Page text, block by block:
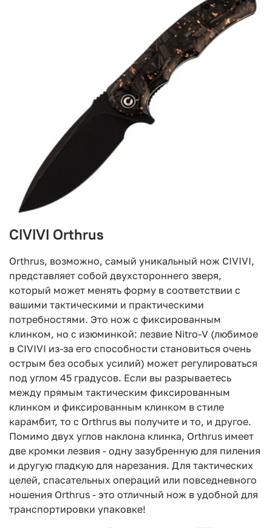
CIVIVI Orthrus
Orthrus, возможно, самый уникальный нож CIVIVI,
представляет собой двухстороннего зверя,
который может менять форму в соответствии с
вашими тактическими и практическими
потребностями. Это нож с фиксированным
клинком, но с изюминкой: лезвие Nitro-V (любимое
в CIVIVI из-за его способности становиться очень
острым без особых усилий) может регулироваться
под углом 45 градусов. Если вы разрываетесь
между прямым тактическим фиксированным
клинком и фиксированным клинком в стиле
карамбит, то с Orthrus вы получите и то, и другое.
Помимо двух углов наклона клинка, Orthrus имеет
две кромки лезвия - одну зазубренную для пиления
и другую гладкую для нарезания. Для тактических
целей, спасательных операций или повседневного
ношения Orthrus - это отличный нож в удобной для
транспортировки упаковке!